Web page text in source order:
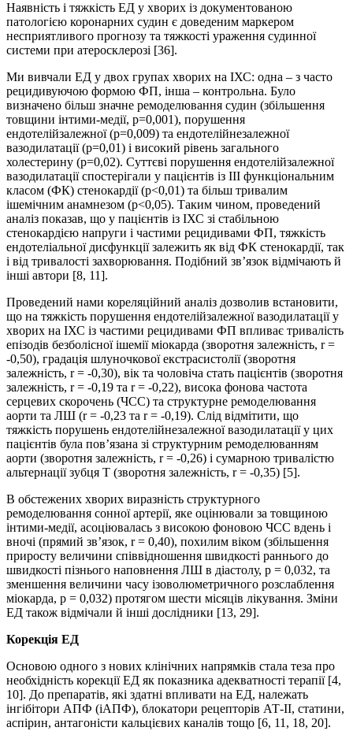
Наявність і тяжкість ЕД у хворих із документованою
патологією коронарних судин є доведеним маркером
несприятливого прогнозу та тяжкості ураження судинної
системи при атеросклерозі [36].
Ми вивчали ЕД у двох групах хворих на ІХС: одна – з часто
рецидивуючою формою ФП, інша – контрольна. Було
визначено більш значне ремоделювання судин (збільшення
товщини інтими-медії, р=0,001), порушення
ендотелійзалежної (р=0,009) та ендотелійнезалежної
вазодилатації (р=0,01) і високий рівень загального
холестерину (р=0,02). Суттєві порушення ендотелійзалежної
вазодилатації спостерігали у пацієнтів із ІІІ функціональним
класом (ФК) стенокардії (р<0,01) та більш тривалим
ішемічним анамнезом (р<0,05). Таким чином, проведений
аналіз показав, що у пацієнтів із ІХС зі стабільною
стенокардією напруги і частими рецидивами ФП, тяжкість
ендотеліальної дисфункції залежить як від ФК стенокардії, так
і від тривалості захворювання. Подібний зв’язок відмічають й
інші автори [8, 11].
Проведений нами кореляційний аналіз дозволив встановити,
що на тяжкість порушення ендотелійзалежної вазодилатації у
хворих на ІХС із частими рецидивами ФП впливає тривалість
епізодів безболісної ішемії міокарда (зворотня залежність, r =
-0,50), градація шлуночкової екстрасистолії (зворотня
залежність, r = -0,30), вік та чоловіча стать пацієнтів (зворотня
залежність, r = -0,19 та r = -0,22), висока фонова частота
серцевих скорочень (ЧСС) та структурне ремоделювання
аорти та ЛШ (r = -0,23 та r = -0,19). Слід відмітити, що
тяжкість порушень ендотелійнезалежної вазодилатації у цих
пацієнтів була пов’язана зі структурним ремоделюванням
аорти (зворотня залежність, r = -0,26) і сумарною тривалістю
альтернації зубця Т (зворотня залежність, r = -0,35) [5].
В обстежених хворих виразність структурного
ремоделювання сонної артерії, яке оцінювали за товщиною
інтими-медії, асоціювалась з високою фоновою ЧСС вдень і
вночі (прямий зв’язок, r = 0,40), похилим віком (збільшення
приросту величини співвідношення швидкості раннього до
швидкості пізнього наповнення ЛШ в діастолу, р = 0,032, та
зменшення величини часу ізоволюметричного розслаблення
міокарда, р = 0,032) протягом шести місяців лікування. Зміни
ЕД також відмічали й інші дослідники [13, 29].
Корекція ЕД
Основою одного з нових клінічних напрямків стала теза про
необхідність корекції ЕД як показника адекватності терапії [4,
10]. До препаратів, які здатні впливати на ЕД, належать
інгібітори АПФ (іАПФ), блокатори рецепторів АТ-ІІ, статини,
аспірин, антагоністи кальцієвих каналів тощо [6, 11, 18, 20].